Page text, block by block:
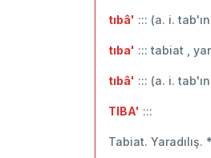
tıbâ' ::: (a. i.
tıba' ::: tabiat ,
tıbâ' ::: (a. i.
TIBA' :::
Tabiat. Yaradılış.